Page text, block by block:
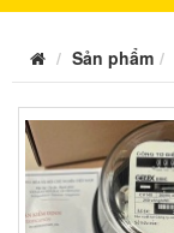
Sản phẩm